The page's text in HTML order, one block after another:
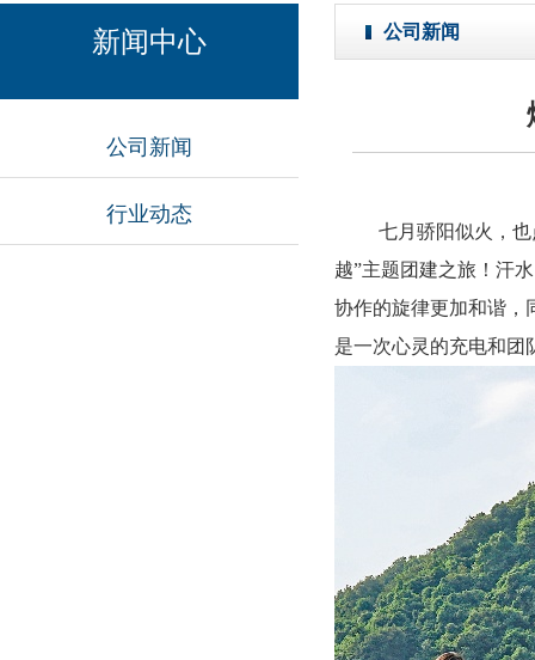
新闻中心
公司新闻
行业动态
公司新闻
七月骄阳似火，
越”主题团建之旅！汗
协作的旋律更加和谐，
是一次心灵的充电和团